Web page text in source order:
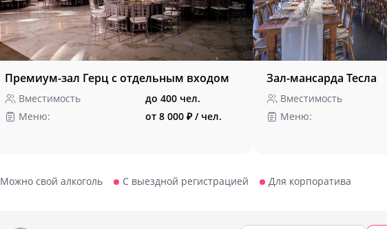
Премиум-зал Герц с отдельным входом
Вместимость
до 400 чел.
Меню:
от 8 000 ₽ / чел.
Зал-мансарда Тесла
Вместимость
Меню:
Можно свой алкоголь С выездной регистрацией Для корпоратива